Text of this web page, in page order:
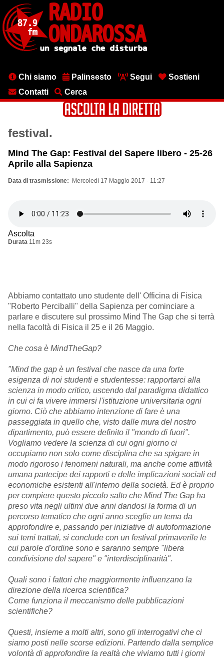
contenuto
principale
MenuChi siamo Palinsesto Segui
Sostieni
Contatti
Cerca
festival.
Mind The Gap: Festival del Sapere libero - 25-26
Aprile alla Sapienza
Data di trasmissione Mercoledì 17 Maggio 2017 - 11:27
Ascolta
Durata 11m 23s
Abbiamo contattato uno studente dell' Officina di Fisica
"Roberto Perciballi" della Sapienza per cominciare a
parlare e discutere sul prossimo Mind The Gap che si terrà
nella facoltà di Fisica il 25 e il 26 Maggio.
Che cosa è MindTheGap?
"Mind the gap è un festival che nasce da una forte
esigenza di noi studenti e studentesse: rapportarci alla
scienza in modo critico, uscendo dal paradigma didattico
in cui ci fa vivere immersi l'istituzione universitaria ogni
giorno. Ciò che abbiamo intenzione di fare è una
passeggiata in quello che, visto dalle mura del nostro
dipartimento, può essere definito il "mondo di fuori".
Vogliamo vedere la scienza di cui ogni giorno ci
occupiamo non solo come disciplina che sa spigare in
modo rigoroso i fenomeni naturali, ma anche come attività
umana partecipe dei rapporti e delle implicazioni sociali ed
economiche esistenti all'interno della società. Ed è proprio
per compiere questo piccolo salto che Mind The Gap ha
preso vita negli ultimi due anni dandosi la forma di un
percorso tematico che ogni anno sceglie un tema da
approfondire e, passando per iniziative di autoformazione
sui temi trattati, si conclude con un festival primaverile le
cui parole d'ordine sono e saranno sempre "libera
condivisione del sapere" e "interdisciplinarità".
Quali sono i fattori che maggiormente influenzano la
direzione della ricerca scientifica?
Come funziona il meccanismo delle pubblicazioni
scientifiche?
Questi, insieme a molti altri, sono gli interrogativi che ci
siamo posti nelle scorse edizioni. Partendo dalla semplice
volontà di approfondire la realtà che viviamo tutti i giorni